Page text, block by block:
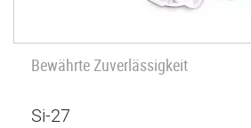
Bewährte Zuverlässigkeit
Si-27